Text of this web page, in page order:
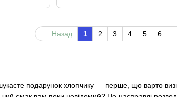
подарунок хлопчику — перше, що варто
Назад 1 2 3 4 5 6